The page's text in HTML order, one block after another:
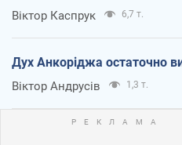
Віктор Каспрук 6,7 т.
Дух Анкоріджа остаточно
Віктор Андрусів 1,3 т.